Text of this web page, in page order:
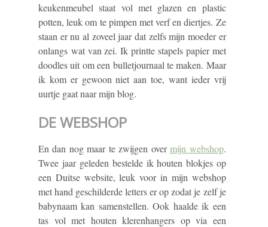
keukenmeubel staat vol met glazen en plastic
potten, leuk om te pimpen met verf en diertjes. Ze
staan er nu al zoveel jaar dat zelfs mijn moeder er
onlangs wat van zei. Ik printte stapels papier met
doodles uit om een bulletjournaal te maken. Maar
ik kom er gewoon niet aan toe, want ieder vrij
uurtje gaat naar mijn blog.
DE WEBSHOP
En dan nog maar te zwijgen overmijn webshop.
Twee jaar geleden bestelde ik houten blokjes op
een Duitse website, leuk voor in mijn webshop
met hand geschilderde letters er op zodat je zelf je
babynaam kan samenstellen. Ook haalde ik een
tas vol met houten klerenhangers op via een